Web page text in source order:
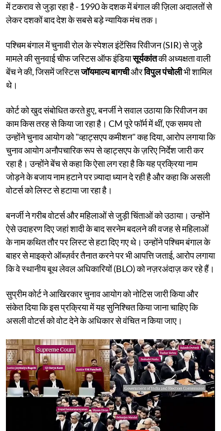
में टकराव से जुड़ा रहा है - 1990 के दशक में बंगाल की ज़िला अदालतों से
लेकर दशकों बाद देश के सबसे बड़े न्यायिक मंच तक।
पश्चिम बंगाल में चुनावी रोल के स्पेशल इंटेंसिव रिवीजन (SIR) से जुड़े
मामले की सुनवाई चीफ जस्टिस ऑफ इंडियासूर्यकांतकी अध्यक्षता वाली
बेंच ने की, जिसमें जस्टिसजॉयमाल्य बागचीऔरविपुल पंचोलीभी शामिल
थे।
कोर्ट को खुद संबोधित करते हुए, बनर्जी ने सवाल उठाया कि रिवीजन का
काम किस तरह से किया जा रहा है। CM पूरे फॉर्म में थीं, एक समय तो
उन्होंने चुनाव आयोग को "व्हाट्सएप कमीशन" कह दिया, आरोप लगाया कि
चुनाव आयोग अनौपचारिक रूप से व्हाट्सएप के ज़रिए निर्देश जारी कर
रहा है। उन्होंने बेंच से कहा कि ऐसा लग रहा है कि यह प्रक्रिया नाम
जोड़ने के बजाय नाम हटाने पर ज़्यादा ध्यान दे रही है और कहा कि असली
वोटर्स को लिस्ट से हटाया जा रहा है।
बनर्जी ने गरीब वोटर्स और महिलाओं से जुड़ी चिंताओं को उठाया। उन्होंने
ऐसे उदाहरण दिए जहां शादी के बाद सरनेम बदलने की वजह से महिलाओं
के नाम कथित तौर पर लिस्ट से हटा दिए गए थे। उन्होंने पश्चिम बंगाल के
बाहर से माइक्रो ऑब्ज़र्वर तैनात करने पर भी आपत्ति जताई, आरोप लगाया
कि वे स्थानीय बूथ लेवल अधिकारियों (BLO) को नज़रअंदाज़ कर रहे हैं।
सुप्रीम कोर्ट ने आखिरकार चुनाव आयोग को नोटिस जारी किया और
संकेत दिया कि इस प्रक्रिया में यह सुनिश्चित किया जाना चाहिए कि
असली वोटर्स को वोट देने के अधिकार से वंचित न किया जाए।